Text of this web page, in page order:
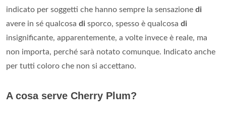
indicato per soggetti che hanno sempre la sensazione di
avere in sé qualcosa di sporco, spesso è qualcosa di
insignificante, apparentemente, a volte invece è reale, ma
non importa, perché sarà notato comunque. Indicato anche
per tutti coloro che non si accettano.
A cosa serve Cherry Plum?